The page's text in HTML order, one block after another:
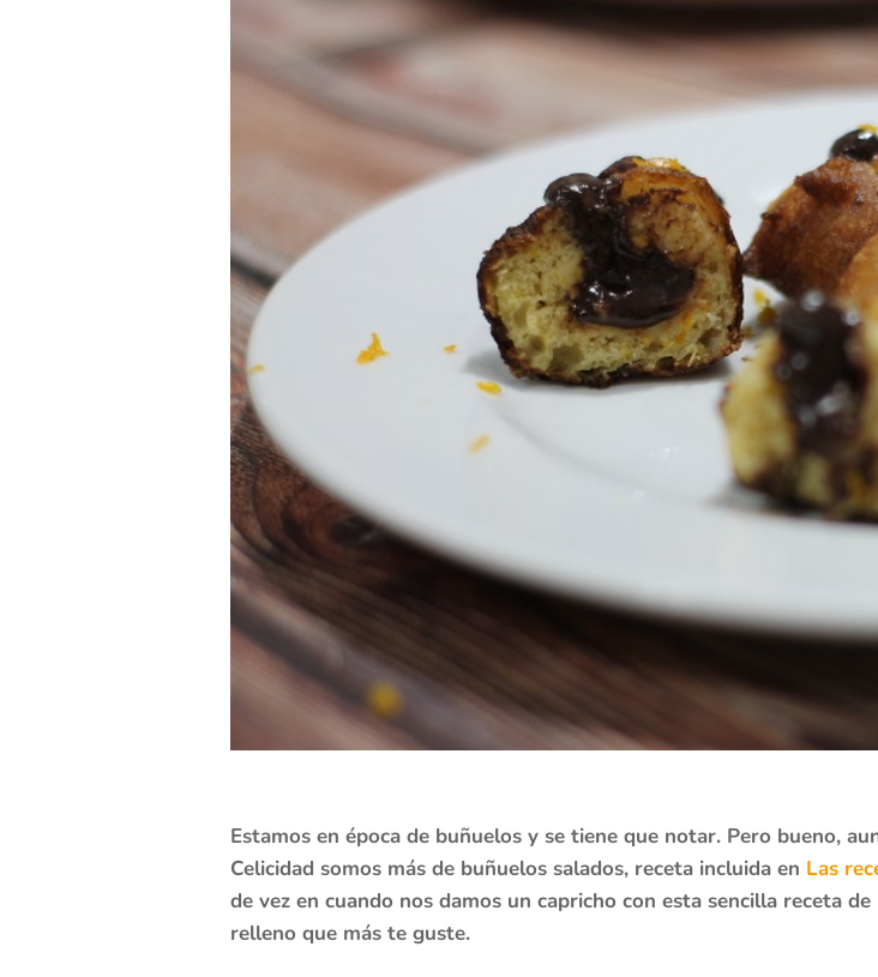
Estamos en época de buñuelos y se tiene que notar. Pero bueno,
Celicidad somos más de buñuelos salados, receta incluida en Las
de vez en cuando nos damos un capricho con esta sencilla receta
relleno que más te guste.